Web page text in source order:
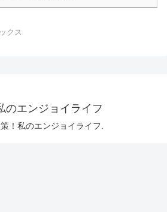
クス
のエンジョイライフ
！私のエンジョイライフ.